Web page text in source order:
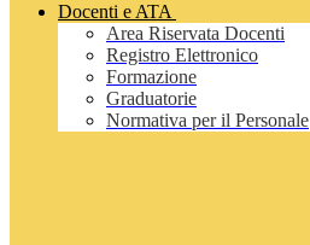
Docenti e ATA
Area Riservata Docenti
Registro Elettronico
Formazione
Graduatorie
Normativa per il Personale